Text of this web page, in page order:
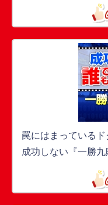
罠にはまっている
成功しない『一勝九